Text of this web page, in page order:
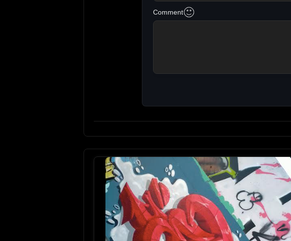
Comment